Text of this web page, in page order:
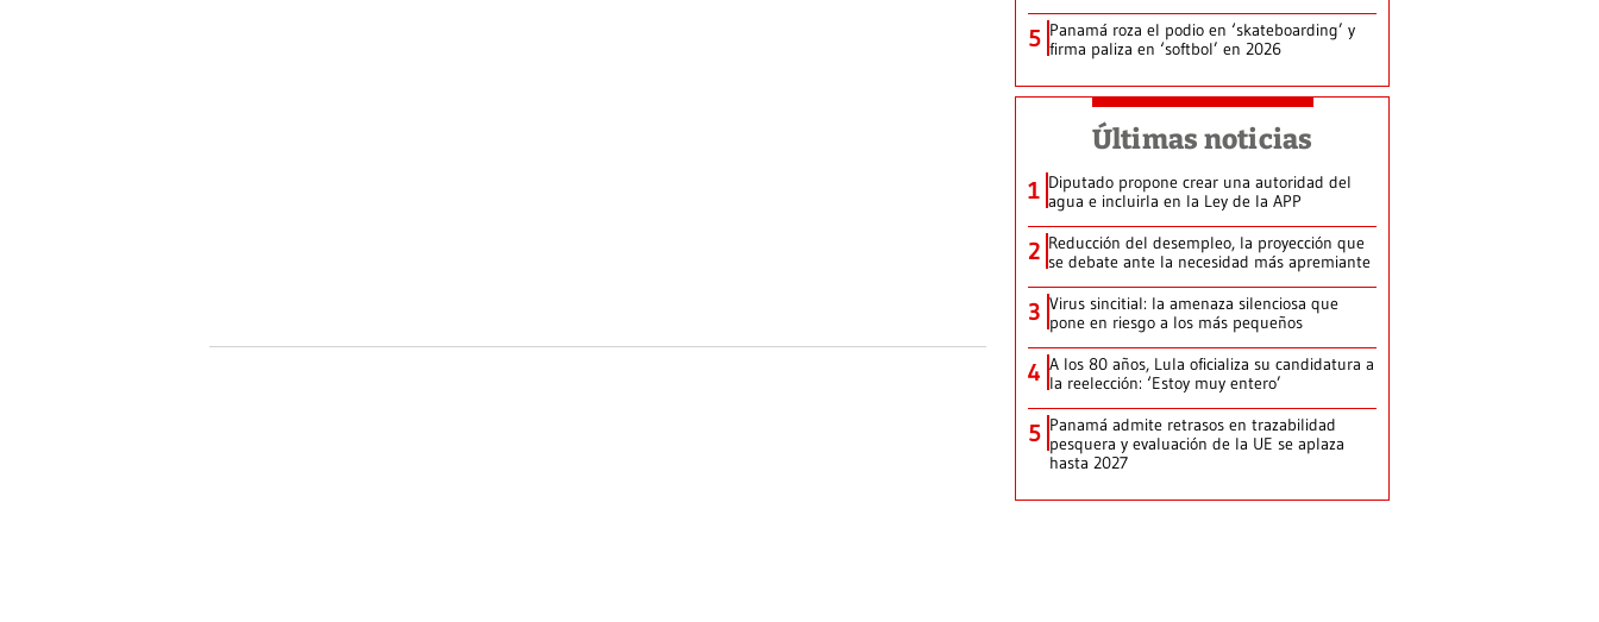
5 Panamá roza el podio en ‘skateboarding’ y
firma paliza en ‘softbol’ en 2026
Últimas noticias
1 Diputado propone crear una autoridad del
agua e incluirla en la Ley de la APP
2 Reducción del desempleo, la proyección que
se debate ante la necesidad más apremiante
3 Virus sincitial: la amenaza silenciosa que
pone en riesgo a los más pequeños
4 A los 80 años, Lula oficializa su candidatura a
la reelección: ‘Estoy muy entero’
5 Panamá admite retrasos en trazabilidad
pesquera y evaluación de la UE se aplaza
hasta 2027